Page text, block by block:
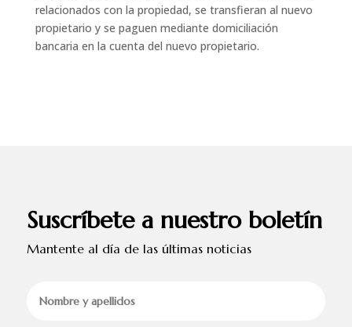
relacionados con la propiedad, se transfieran al nuevo
propietario y se paguen mediante domiciliación
bancaria en la cuenta del nuevo propietario.
Suscríbete a nuestro boletín
Mantente al día de las últimas noticias